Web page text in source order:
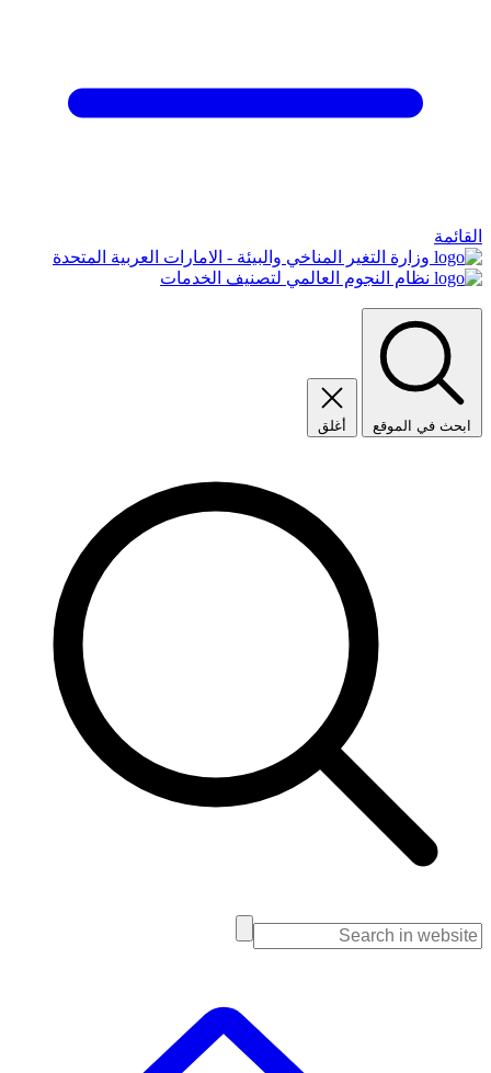
القائمة
وزارة التغير المناخي والبيئة - الامارات العربية المتحدة
نظام النجوم العالمي لتصنيف الخدمات
ابحث في الموقع أغلق